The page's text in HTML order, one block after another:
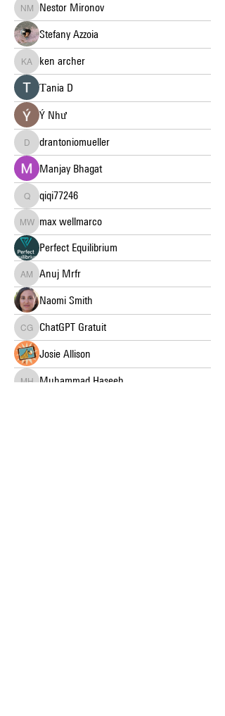
Nestor Mironov
Nestor Mironov
Stefany Azzoia
ken archer
ken archer
Тania D
Ý Như
drantoniomueller
drantoniomueller
Manjay Bhagat
qiqi77246qiqi77246
max wellmarco
max wellmarco
Perfect Equilibrium
Anuj MrfrAnuj Mrfr
Naomi Smith
ChatGPT Gratuit
ChatGPT Gratuit
Josie Allison
Muhammad Haseeb